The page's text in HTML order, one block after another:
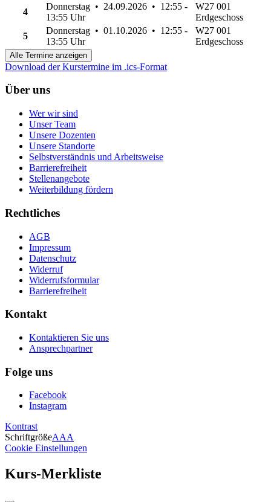
4
Donnerstag • 24.09.2026 • 12:55 -
13:55 Uhr
W27 001
Erdgeschoss
5
Donnerstag • 01.10.2026 • 12:55 -
13:55 Uhr
W27 001
Erdgeschoss
Alle Termine anzeigen
Download der Kurstermine im .ics-Format
Über uns
Wer wir sind
Unser Team
Unsere Dozenten
Unsere Standorte
Selbstverständnis und Arbeitsweise
Barrierefreiheit
Stellenangebote
Weiterbildung fördern
Rechtliches
AGB
Impressum
Datenschutz
Widerruf
Widerrufsformular
Barrierefreiheit
Kontakt
Kontaktieren Sie uns
Ansprechpartner
Folge uns
Facebook
Instagram
Kontrast
SchriftgrößeAAA
Cookie Einstellungen
Kurs-Merkliste